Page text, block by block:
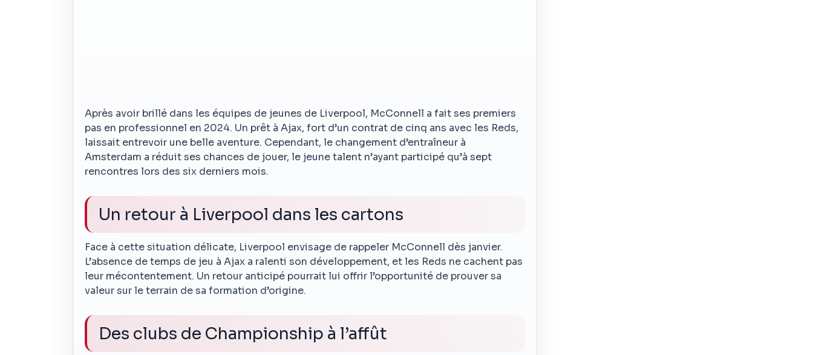
Après avoir brillé dans les équipes de jeunes de Liverpool, McConnell a fait ses premiers
pas en professionnel en 2024. Un prêt à Ajax, fort d’un contrat de cinq ans avec les Reds,
laissait entrevoir une belle aventure. Cependant, le changement d’entraîneur à
Amsterdam a réduit ses chances de jouer, le jeune talent n’ayant participé qu’à sept
rencontres lors des six derniers mois.
Un retour à Liverpool dans les cartons
Face à cette situation délicate, Liverpool envisage de rappeler McConnell dès janvier.
L’absence de temps de jeu à Ajax a ralenti son développement, et les Reds ne cachent pas
leur mécontentement. Un retour anticipé pourrait lui offrir l’opportunité de prouver sa
valeur sur le terrain de sa formation d’origine.
Des clubs de Championship à l’affût